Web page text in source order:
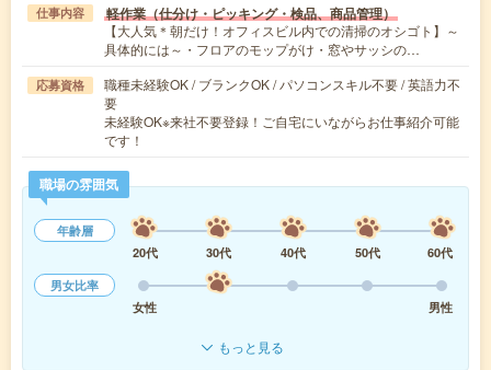
仕事内容 軽作業（仕分け・ピッキング・検品、商品管理）
【大人気＊朝だけ！オフィスビル内での清掃のオシゴト】～
具体的には～・フロアのモップがけ・窓やサッシの…
応募資格
職種未経験OK / ブランクOK / パソコンスキル不要 / 英語力不
要
未経験OK※来社不要登録！ご自宅にいながらお仕事紹介可能
です！
職場の雰囲気
年齢層
20代
30代 40代 50代
60代
男女比率
女性
男性
もっと見る